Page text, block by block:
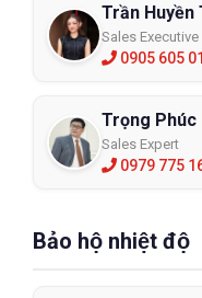
Trần Huyền
Sales Executive
0905 605
Trọng Phúc
Sales Expert
0979 775
Bảo hộ nhiệt độ